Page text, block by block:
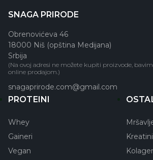
SNAGA PRIRODE
Obrenovićeva 46
18000 Niš (opština Medijana)
Srbija
(Na ovoj adresi ne možete kupiti proizvode,
online prodajom.)
snagaprirode.com@gmail.com
PROTEINI
Whey
Gaineri
Vegan
Kreatini